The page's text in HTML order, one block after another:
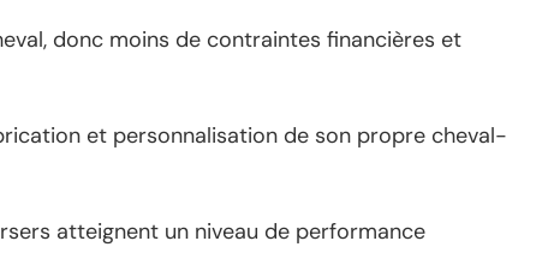
donc moins de contraintes financières et
et personnalisation de son propre cheval-
atteignent un niveau de performance